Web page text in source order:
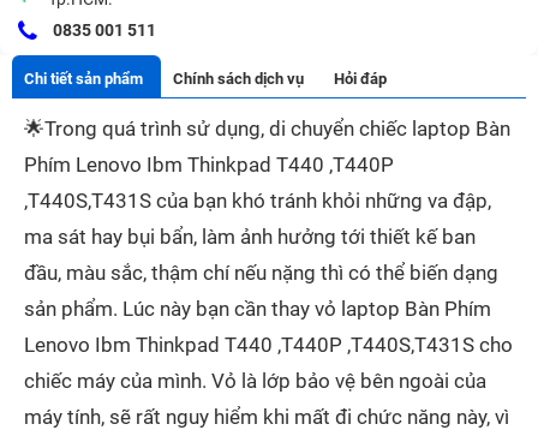
0835 001 511
Chi tiết sản phẩm Chính sách dịch vụ Hỏi đáp
🌟Trong quá trình sử dụng, di chuyển chiếc laptop Bàn
Phím Lenovo Ibm Thinkpad T440 ,T440P
,T440S,T431S của bạn khó tránh khỏi những va đập,
ma sát hay bụi bẩn, làm ảnh hưởng tới thiết kế ban
đầu, màu sắc, thậm chí nếu nặng thì có thể biến dạng
sản phẩm. Lúc này bạn cần thay vỏ laptop Bàn Phím
Lenovo Ibm Thinkpad T440 ,T440P ,T440S,T431S cho
chiếc máy của mình. Vỏ là lớp bảo vệ bên ngoài của
máy tính, sẽ rất nguy hiểm khi mất đi chức năng này, vì